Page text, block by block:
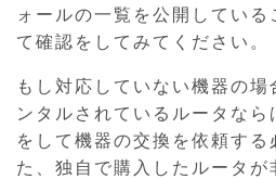
ォールの一覧を公開してい
て確認をしてみてください。
もし対応していない機器の
ンタルされているルータな
をして機器の交換を依頼する
た、独自で購入したルータ